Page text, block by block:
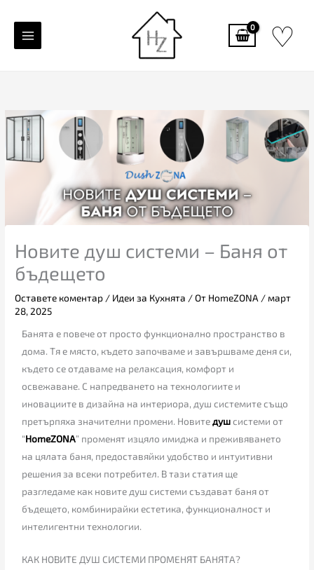
content
♡
Новите душ системи – Баня от
бъдещето
Оставете коментар / Идеи за Кухнята / От HomeZONA / март
28, 2025
Банята е повече от просто функционално пространство в
дома. Тя е място, където започваме и завършваме деня си,
където се отдаваме на релаксация, комфорт и
освежаване. С напредването на технологиите и
иновациите в дизайна на интериора, душ системите също
претърпяха значителни промени. Новитедушсистеми oт
“HomeZONA” променят изцяло имиджа и преживяването
на цялата баня, предоставяйки удобство и интуитивни
решения за всеки потребител. В тази статия ще
разгледаме как новите душ системи създават баня от
бъдещето, комбинирайки естетика, функционалност и
интелигентни технологии.
КАК НОВИТЕ ДУШ СИСТЕМИ ПРОМЕНЯТ БАНЯТА?